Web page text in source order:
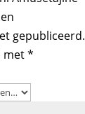
gepubliceerd.
met*